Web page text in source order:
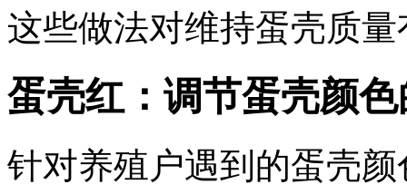
这些做法对维持蛋壳质
蛋壳红：调节蛋壳颜
针对养殖户遇到的蛋壳